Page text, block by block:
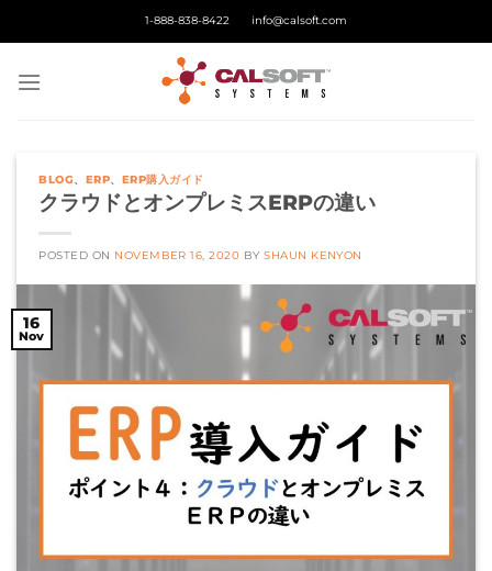
1-888-838-8422 info@calsoft.com
BLOG、 ERP、 ERP購入ガイド
クラウドとオンプレミスERPの違い
POSTED ON NOVEMBER 16, 2020 BYSHAUN KENYON
16
Nov